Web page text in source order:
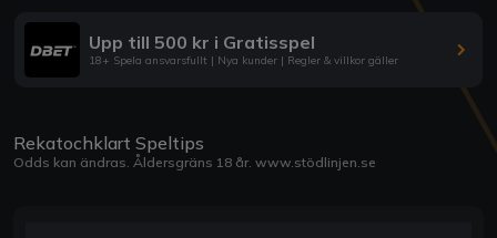
Upp till 500 kr i Gratisspel
18+ Spela ansvarsfullt | Nya kunder | Regler & villkor gäller
Rekatochklart Speltips
Odds kan ändras. Åldersgräns 18 år. www.stödlinjen.se